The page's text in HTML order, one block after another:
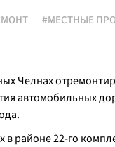
#МЕСТНЫЕ
Челнах
автомобильных
в районе 22-го